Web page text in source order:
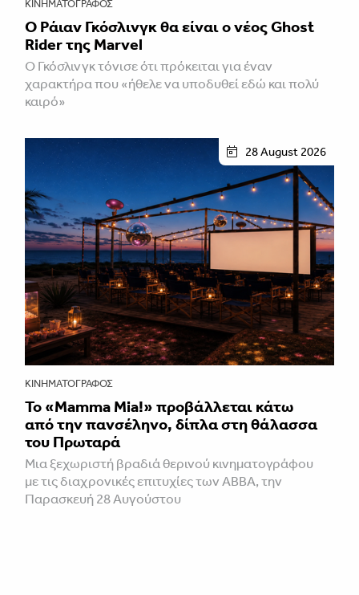
ΚΙΝΗΜΑΤΟΓΡΆΦΟΣ
Ο Ράιαν Γκόσλινγκ θα είναι ο νέος Ghost
Rider της Marvel
Ο Γκόσλινγκ τόνισε ότι πρόκειται για έναν
χαρακτήρα που «ήθελε να υποδυθεί εδώ και πολύ
καιρό»
28 August 2026
ΚΙΝΗΜΑΤΟΓΡΆΦΟΣ
Το «Mamma Mia!» προβάλλεται κάτω
από την πανσέληνο, δίπλα στη θάλασσα
του Πρωταρά
Μια ξεχωριστή βραδιά θερινού κινηματογράφου
με τις διαχρονικές επιτυχίες των ABBA, την
Παρασκευή 28 Αυγούστου